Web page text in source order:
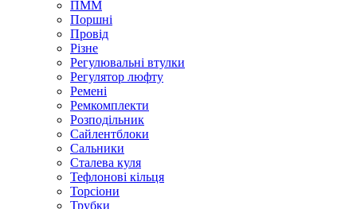
ПММ
Поршні
Провід
Різне
Регулювальні втулки
Регулятор люфту
Ремені
Ремкомплекти
Розподільник
Сайлентблоки
Сальники
Сталева куля
Тефлонові кільця
Торсіони
Трубки